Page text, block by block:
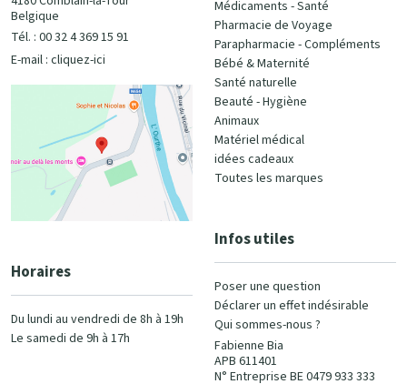
Belgique
Tél. : 00 32 4 369 15 91
E-mail : cliquez-ici
Horaires
Du lundi au vendredi de 8h à 19h
Le samedi de 9h à 17h
Médicaments - Santé
Pharmacie de Voyage
Parapharmacie - Compléments
Bébé & Maternité
Santé naturelle
Beauté - Hygiène
Animaux
Matériel médical
idées cadeaux
Toutes les marques
Infos utiles
Poser une question
Déclarer un effet indésirable
Qui sommes-nous ?
Fabienne Bia
APB 611401
N° Entreprise BE 0479 933 333